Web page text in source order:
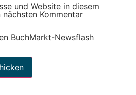
und Website in diesem
Kommentar
BuchMarkt-Newsflash